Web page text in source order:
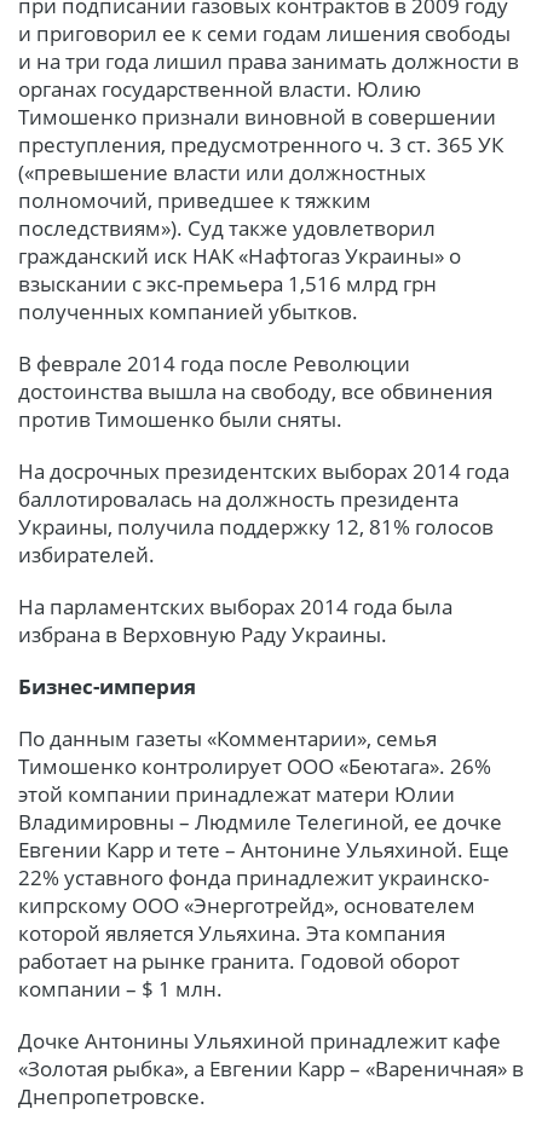
и приговорил ее к семи годам лишения свободы
и на три года лишил права занимать должности в
органах государственной власти. Юлию
Тимошенко признали виновной в совершении
преступления, предусмотренного ч. 3 ст. 365 УК
(«превышение власти или должностных
полномочий, приведшее к тяжким
последствиям»). Суд также удовлетворил
гражданский иск НАК «Нафтогаз Украины» о
взыскании с экс-премьера 1,516 млрд грн
полученных компанией убытков.
В феврале 2014 года после Революции
достоинства вышла на свободу, все обвинения
против Тимошенко были сняты.
На досрочных президентских выборах 2014 года
баллотировалась на должность президента
Украины, получила поддержку 12, 81% голосов
избирателей.
На парламентских выборах 2014 года была
избрана в Верховную Раду Украины.
Бизнес-империя
По данным газеты «Комментарии», семья
Тимошенко контролирует ООО «Беютага». 26%
этой компании принадлежат матери Юлии
Владимировны – Людмиле Телегиной, ее дочке
Евгении Карр и тете – Антонине Ульяхиной. Еще
22% уставного фонда принадлежит украинско-
кипрскому ООО «Энерготрейд», основателем
которой является Ульяхина. Эта компания
работает на рынке гранита. Годовой оборот
компании – $ 1 млн.
Дочке Антонины Ульяхиной принадлежит кафе
«Золотая рыбка», а Евгении Карр – «Вареничная» в
Днепропетровске.